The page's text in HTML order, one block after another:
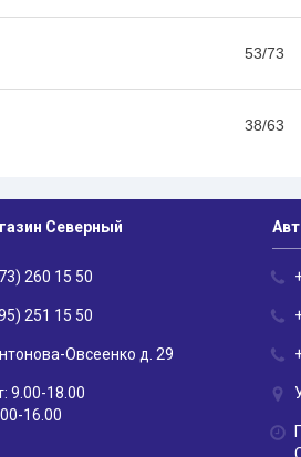
53/73
38/63
Северный
260 15 50
251 15 50
Овсеенко д. 29
9.00-18.00
16.00